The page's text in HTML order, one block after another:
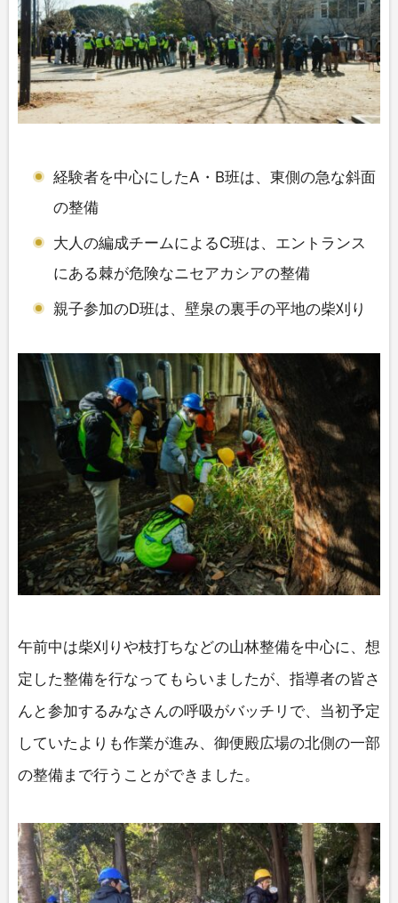
経験者を中心にしたA・B班は、東側の急な斜面
の整備
大人の編成チームによるC班は、エントランス
にある棘が危険なニセアカシアの整備
親子参加のD班は、壁泉の裏手の平地の柴刈り
午前中は柴刈りや枝打ちなどの山林整備を中心に、想
定した整備を行なってもらいましたが、指導者の皆さ
んと参加するみなさんの呼吸がバッチリで、当初予定
していたよりも作業が進み、御便殿広場の北側の一部
の整備まで行うことができました。